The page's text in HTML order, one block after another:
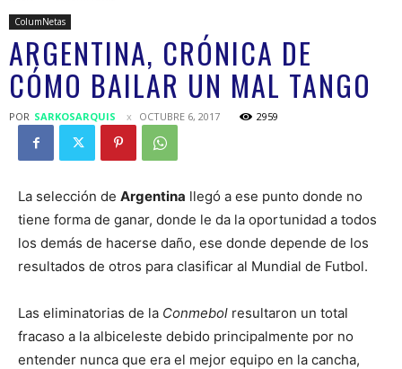
ColumNetas
ARGENTINA, CRÓNICA DE
CÓMO BAILAR UN MAL TANGO
POR SARKOSARQUIS OCTUBRE 6, 2017 2959
La selección de Argentina llegó a ese punto donde no
tiene forma de ganar, donde le da la oportunidad a todos
los demás de hacerse daño, ese donde depende de los
resultados de otros para clasificar al Mundial de Futbol.
Las eliminatorias de la Conmebol resultaron un total
fracaso a la albiceleste debido principalmente por no
entender nunca que era el mejor equipo en la cancha,